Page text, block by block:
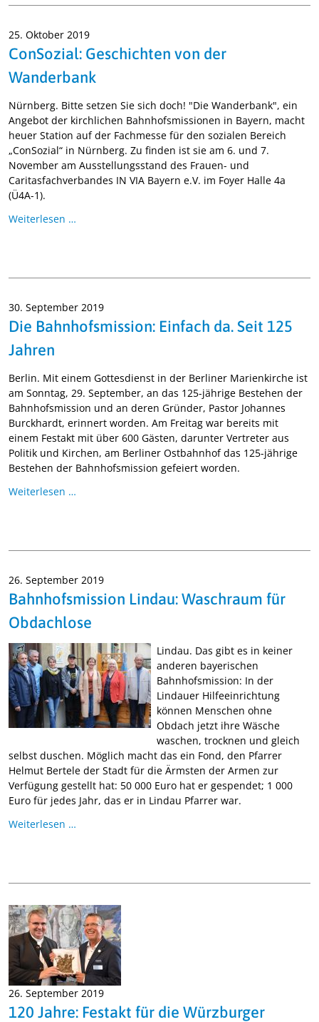
25. Oktober 2019
ConSozial: Geschichten von der
Wanderbank
Nürnberg. Bitte setzen Sie sich doch! "Die Wanderbank", ein
Angebot der kirchlichen Bahnhofsmissionen in Bayern, macht
heuer Station auf der Fachmesse für den sozialen Bereich
„ConSozial“ in Nürnberg. Zu finden ist sie am 6. und 7.
November am Ausstellungsstand des Frauen- und
Caritasfachverbandes IN VIA Bayern e.V. im Foyer Halle 4a
(Ü4A-1).
Weiterlesen …
30. September 2019
Die Bahnhofsmission: Einfach da. Seit 125
Jahren
Berlin. Mit einem Gottesdienst in der Berliner Marienkirche ist
am Sonntag, 29. September, an das 125-jährige Bestehen der
Bahnhofsmission und an deren Gründer, Pastor Johannes
Burckhardt, erinnert worden. Am Freitag war bereits mit
einem Festakt mit über 600 Gästen, darunter Vertreter aus
Politik und Kirchen, am Berliner Ostbahnhof das 125-jährige
Bestehen der Bahnhofsmission gefeiert worden.
Weiterlesen …
26. September 2019
Bahnhofsmission Lindau: Waschraum für
Obdachlose
Lindau. Das gibt es in keiner
anderen bayerischen
Bahnhofsmission: In der
Lindauer Hilfeeinrichtung
können Menschen ohne
Obdach jetzt ihre Wäsche
waschen, trocknen und gleich
selbst duschen. Möglich macht das ein Fond, den Pfarrer
Helmut Bertele der Stadt für die Ärmsten der Armen zur
Verfügung gestellt hat: 50 000 Euro hat er gespendet; 1 000
Euro für jedes Jahr, das er in Lindau Pfarrer war.
Weiterlesen …
26. September 2019
120 Jahre: Festakt für die Würzburger